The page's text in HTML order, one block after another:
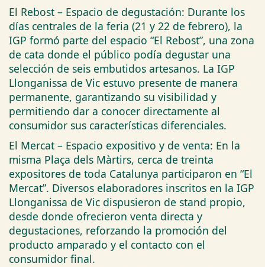
El Rebost – Espacio de degustación: Durante los
días centrales de la feria (21 y 22 de febrero), la
IGP formó parte del espacio “El Rebost”, una zona
de cata donde el público podía degustar una
selección de seis embutidos artesanos. La IGP
Llonganissa de Vic estuvo presente de manera
permanente, garantizando su visibilidad y
permitiendo dar a conocer directamente al
consumidor sus características diferenciales.
El Mercat – Espacio expositivo y de venta: En la
misma Plaça dels Màrtirs, cerca de treinta
expositores de toda Catalunya participaron en “El
Mercat”. Diversos elaboradores inscritos en la IGP
Llonganissa de Vic dispusieron de stand propio,
desde donde ofrecieron venta directa y
degustaciones, reforzando la promoción del
producto amparado y el contacto con el
consumidor final.